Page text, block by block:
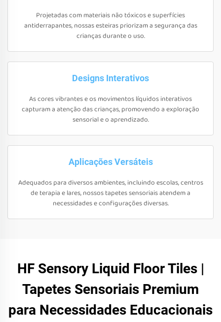
Projetadas com materiais não tóxicos e superfícies
antiderrapantes, nossas esteiras priorizam a segurança das
crianças durante o uso.
Designs Interativos
As cores vibrantes e os movimentos líquidos interativos
capturam a atenção das crianças, promovendo a exploração
sensorial e o aprendizado.
Aplicações Versáteis
Adequados para diversos ambientes, incluindo escolas, centros
de terapia e lares, nossos tapetes sensoriais atendem a
necessidades e configurações diversas.
HF Sensory Liquid Floor Tiles |
Tapetes Sensoriais Premium
para Necessidades Educacionais